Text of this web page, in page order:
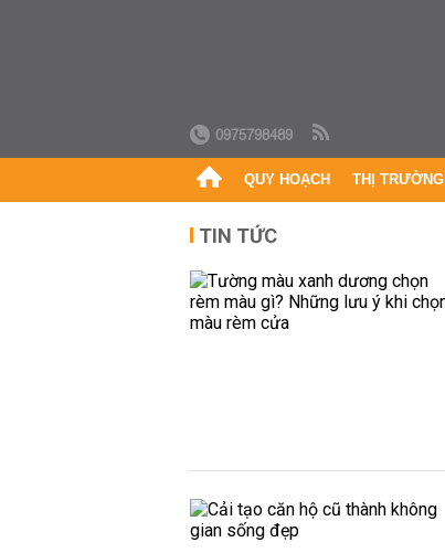
0975798489
QUY HOẠCH THỊ TRƯỜNG
TIN TỨC